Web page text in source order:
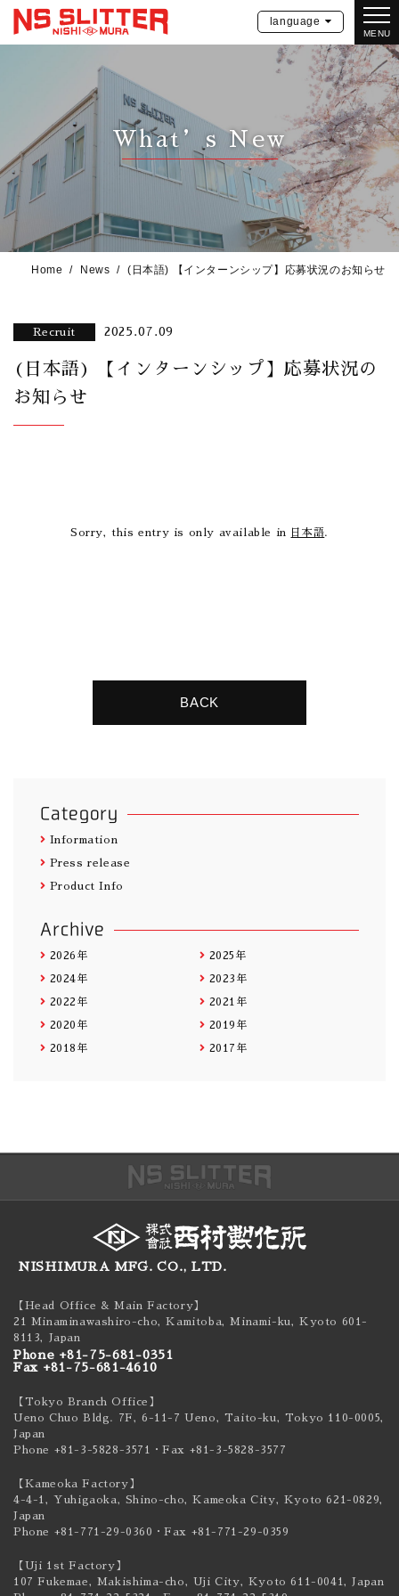
MENU
language
What’s New
Home News (日本語) 【インターンシップ】応募状況のお知らせ
Recruit 2025.07.09
(日本語) 【インターンシップ】応募状況の
お知らせ
Sorry, this entry is only available in 日本語.
BACK
Category
Information
Press release
Product Info
Archive
2026年 2025年
2024年 2023年
2022年 2021年
2020年 2019年
2018年 2017年
NISHIMURA MFG. CO., LTD.
【Head Office & Main Factory】
21 Minaminawashiro-cho, Kamitoba, Minami-ku,Kyoto 601-
8113, Japan
Phone +81-75-681-0351
Fax +81-75-681-4610
【Tokyo Branch Office】
Ueno Chuo Bldg. 7F, 6-11-7 Ueno, Taito-ku, Tokyo 110-0005,
Japan
Phone +81-3-5828-3571
・Fax +81-3-5828-3577
【Kameoka Factory】
4-4-1, Yuhigaoka, Shino-cho, Kameoka City, Kyoto 621-0829,
Japan
Phone +81-771-29-0360 ・Fax +81-771-29-0359
【Uji 1st Factory】
107 Fukemae, Makishima-cho, Uji City, Kyoto 611-0041, Japan